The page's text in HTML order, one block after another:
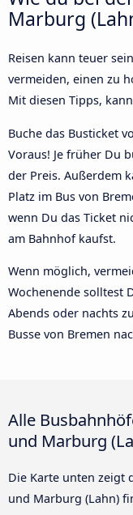
Marburg
Reisen kann teuer
vermeiden, einen zu
Mit diesen Tipps,
Buche das Busticket
Voraus! Je früher Du
der Preis. Außerdem
Platz im Bus von
wenn Du das Ticket
am Bahnhof kaufst.
Wenn möglich,
Wochenende solltest
Abends oder nachts
Busse von Bremen
Alle
und Marburg
Die Karte unten zeigt
und Marburg (Lahn)